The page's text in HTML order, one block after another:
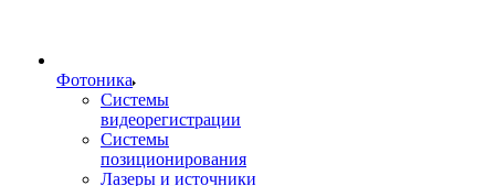
Фотоника
Cистемы
видеорегистрации
Системы
позиционирования
Лазеры и источники